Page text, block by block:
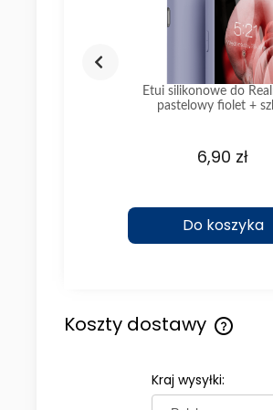
Etui silikonowe do
pastelowy fiolet +
6,90 zł
Do koszyka
Koszty dostawy
Kraj wysyłki: